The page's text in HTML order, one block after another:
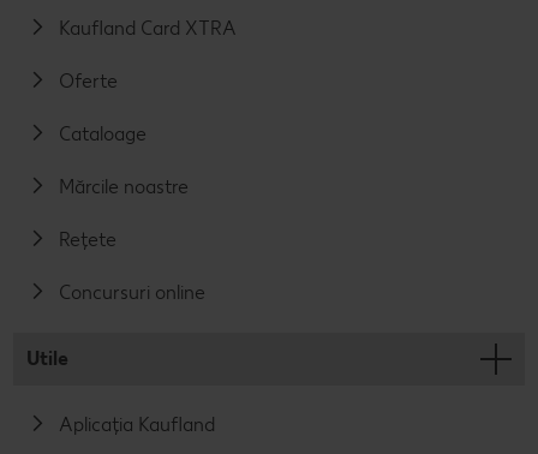
Kaufland Card XTRA
Oferte
Cataloage
Mărcile noastre
Rețete
Concursuri online
Utile
Aplicația Kaufland